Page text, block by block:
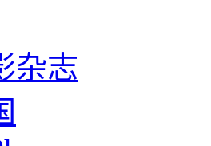
杂志